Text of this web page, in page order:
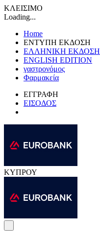
ΚΛΕΙΣΙΜΟ
Loading...
Home
ΕΝΤΥΠΗ ΕΚΔΟΣΗ
ΕΛΛΗΝΙΚΗ ΕΚΔΟΣΗ
ENGLISH EDITION
γαστρονόμος
Φαρμακεία
ΕΓΓΡΑΦΗ
ΕΙΣΟΔΟΣ
ΚΥΠΡΟΥ